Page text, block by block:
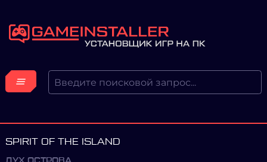
SPIRIT OF THE ISLAND